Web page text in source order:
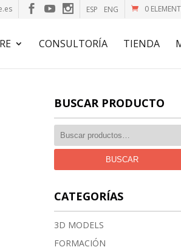
0
ESP ENG
CONSULTORÍA TIENDA
BUSCAR PRODUCTO
BUSCAR
CATEGORÍAS
3D MODELS
FORMACIÓN